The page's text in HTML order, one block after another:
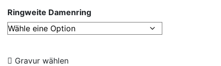
Ringweite Damenring
Gravur wählen